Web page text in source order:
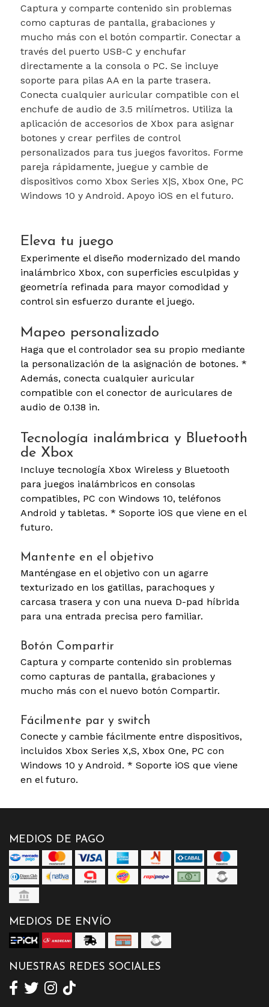
Captura y comparte contenido sin problemas
como capturas de pantalla, grabaciones y
mucho más con el botón compartir. Conectar a
través del puerto USB-C y enchufar
directamente a la consola o PC. Se incluye
soporte para pilas AA en la parte trasera.
Conecta cualquier auricular compatible con el
enchufe de audio de 3.5 milímetros. Utiliza la
aplicación de accesorios de Xbox para asignar
botones y crear perfiles de control
personalizados para tus juegos favoritos. Forme
pareja rápidamente, juegue y cambie de
dispositivos como Xbox Series X|S, Xbox One, PC
Windows 10 y Android. Apoyo iOS en el futuro.
Eleva tu juego
Experimente el diseño modernizado del mando
inalámbrico Xbox, con superficies esculpidas y
geometría refinada para mayor comodidad y
control sin esfuerzo durante el juego.
Mapeo personalizado
Haga que el controlador sea su propio mediante
la personalización de la asignación de botones. *
Además, conecta cualquier auricular
compatible con el conector de auriculares de
audio de 0.138 in.
Tecnología inalámbrica y Bluetooth
de Xbox
Incluye tecnología Xbox Wireless y Bluetooth
para juegos inalámbricos en consolas
compatibles, PC con Windows 10, teléfonos
Android y tabletas. * Soporte iOS que viene en el
futuro.
Mantente en el objetivo
Manténgase en el objetivo con un agarre
texturizado en los gatillas, parachoques y
carcasa trasera y con una nueva D-pad híbrida
para una entrada precisa pero familiar.
Botón Compartir
Captura y comparte contenido sin problemas
como capturas de pantalla, grabaciones y
mucho más con el nuevo botón Compartir.
Fácilmente par y switch
Conecte y cambie fácilmente entre dispositivos,
incluidos Xbox Series X,S, Xbox One, PC con
Windows 10 y Android. * Soporte iOS que viene
en el futuro.
MEDIOS DE PAGO
MEDIOS DE ENVÍO
NUESTRAS REDES SOCIALES